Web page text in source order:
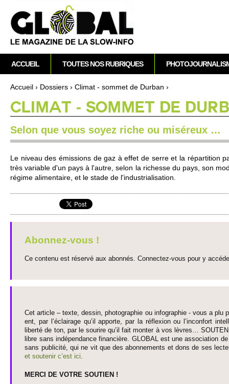
Vous êtes ici
Accueil › Dossi­ers › Climat - so­mmet de Durban ›
CLIMAT - SO­MMET DE
Selon que vous soyez riche ou miséreux …
Le niveau des émissi­ons de gaz à effet de serre et la réparti­tion
très vari­able d'un pays à l'autre, selon la ri­chesse du pays, son
régime alimentaire, et le stade de l'indus­tri­alisation.
Abonnez-vous !
Ce contenu est réservé aux abonnés. Connectez-vous pour y
Cet article – texte, dessin, photographie ou infographie - vous a plu
ent, par l’éclairage qu’il appo­rte, par la réflexion ou l’inconfort
liberté de ton, par le so­urire qu’il fait monter à vos lèvres…
libre sans indépendance financière. GLOBAL est une asso­ci­ation
sans publi­cité, qui ne vit que des abonne­ments et dons de ses
et so­utenir c’est ici
MERCI DE VOTRE SO­UTIEN !
M
e
n
p
r
i
n
c
i
p
ACCUEIL TOUTES NOS RUBRIQUES